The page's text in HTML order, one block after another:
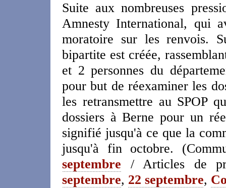
Suite aux nombreuses
Amnesty International, qui
moratoire sur les renvois.
bipartite est créée,
et 2 personnes du
pour but de réexaminer les
les retransmettre au SPOP
dossiers à Berne pour un
signifié jusqu'à ce que la
jusqu'à fin octobre.
septembre / Articles de
septembre, 22 septembre,